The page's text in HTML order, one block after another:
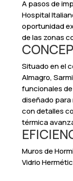
A pasos de
Hospital
oportunidad
de las zonas
Situado en el
Almagro,
funcionales
diseñado
con detalles
térmica
Muros de
Vidrio